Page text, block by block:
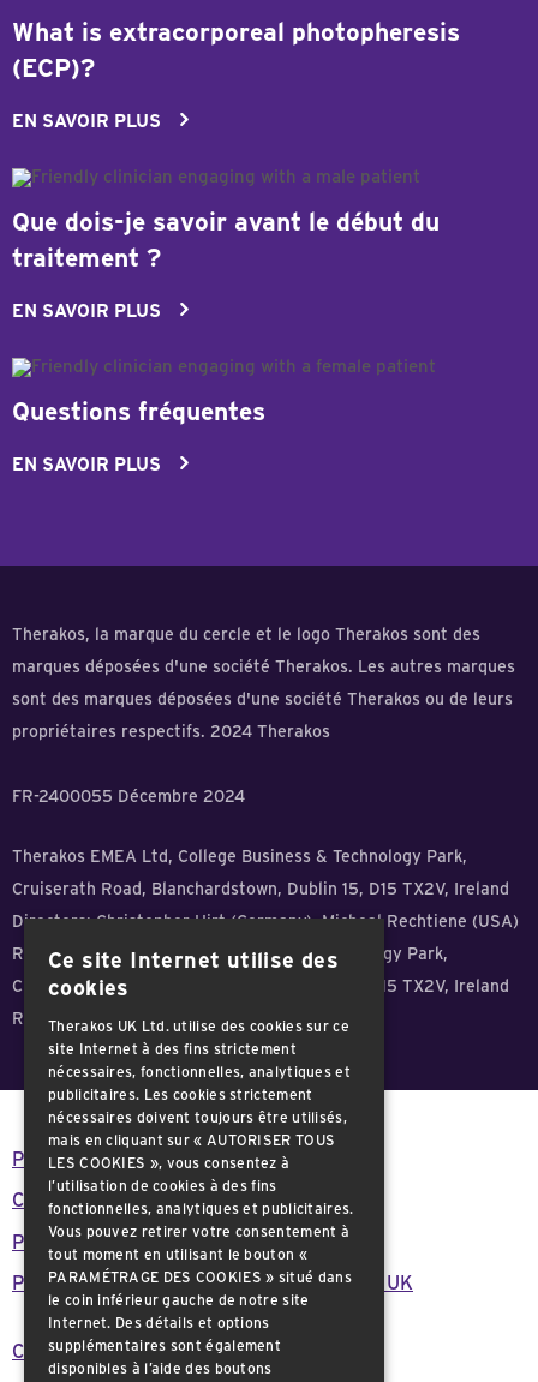
What is extracorporeal photopheresis
(ECP)?
EN SAVOIR PLUS
Que dois-je savoir avant le début du
traitement ?
EN SAVOIR PLUS
Questions fréquentes
EN SAVOIR PLUS
Therakos, la marque du cercle et le logo Therakos sont des
marques déposées d'une société Therakos. Les autres marques
sont des marques déposées d'une société Therakos ou de leurs
propriétaires respectifs. 2024 Therakos
FR-2400055 Décembre 2024
Therakos EMEA Ltd, College Business & Technology Park,
Cruiserath Road, Blanchardstown, Dublin 15, D15 TX2V, Ireland
Directors: Christopher Hirt (Germany), Micheal Rechtiene (USA)
Registered office: College Business & Technology Park,
Cruiserath Road, Blanchardstown, Dublin 15, D15 TX2V, Ireland
Registration No: 532615 - VAT ID: 3210906CH
Politique de confidentialité
Conditions générales
Politique relative aux cookies
Plan de réduction du carbone de Therakos UK
Consignes de sécurité importantes
Ce site Internet utilise des
cookies
Therakos UK Ltd. utilise des cookies sur ce
site Internet à des fins strictement
nécessaires, fonctionnelles, analytiques et
publicitaires. Les cookies strictement
nécessaires doivent toujours être utilisés,
mais en cliquant sur « AUTORISER TOUS
LES COOKIES », vous consentez à
l’utilisation de cookies à des fins
fonctionnelles, analytiques et publicitaires.
Vous pouvez retirer votre consentement à
tout moment en utilisant le bouton «
PARAMÉTRAGE DES COOKIES » situé dans
le coin inférieur gauche de notre site
Internet. Des détails et options
supplémentaires sont également
disponibles à l’aide des boutons